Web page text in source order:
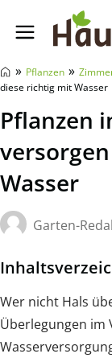
» Pflanzen »
diese richtig mit Wasser
Pflanzen
Wasser
Garten-
Wer nicht Hals
Überlegungen im